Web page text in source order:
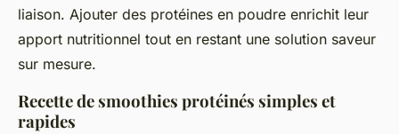
liaison. Ajouter des protéines en poudre enrichit leur
apport nutritionnel tout en restant une solution saveur
sur mesure.
Recette de smoothies protéinés simples et
rapides